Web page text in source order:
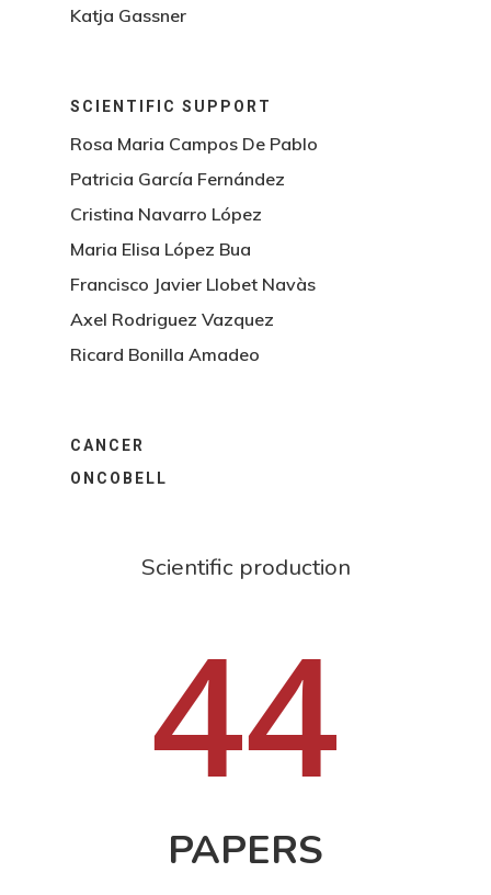
Katja Gassner
SCIENTIFIC SUPPORT
Rosa Maria Campos De Pablo
Patricia García Fernández
Cristina Navarro López
Maria Elisa López Bua
Francisco Javier Llobet Navàs
Axel Rodriguez Vazquez
Ricard Bonilla Amadeo
CANCER
ONCOBELL
Scientific production
44
PAPERS